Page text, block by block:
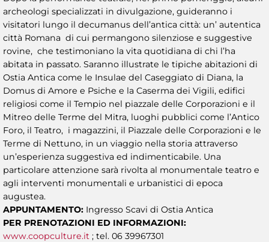
archeologi specializzati in divulgazione, guideranno i
visitatori lungo il decumanus dell’antica città: un’ autentica
città Romana di cui permangono silenziose e suggestive
rovine, che testimoniano la vita quotidiana di chi l’ha
abitata in passato. Saranno illustrate le tipiche abitazioni di
Ostia Antica come le Insulae del Caseggiato di Diana, la
Domus di Amore e Psiche e la Caserma dei Vigili, edifici
religiosi come il Tempio nel piazzale delle Corporazioni e il
Mitreo delle Terme del Mitra, luoghi pubblici come l’Antico
Foro, il Teatro, i magazzini, il Piazzale delle Corporazioni e le
Terme di Nettuno, in un viaggio nella storia attraverso
un’esperienza suggestiva ed indimenticabile. Una
particolare attenzione sarà rivolta al monumentale teatro e
agli interventi monumentali e urbanistici di epoca
augustea.
APPUNTAMENTO: Ingresso Scavi di Ostia Antica
PER PRENOTAZIONI ED INFORMAZIONI:
www.coopculture.it ; tel. 06 39967301